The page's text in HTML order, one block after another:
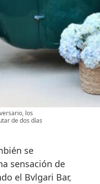
los
de dos días
se
sensación de
el Bvlgari Bar,